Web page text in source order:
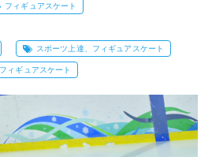
フィギュアスケート
スポーツ上達、フィギュアスケート
フィギュアスケート